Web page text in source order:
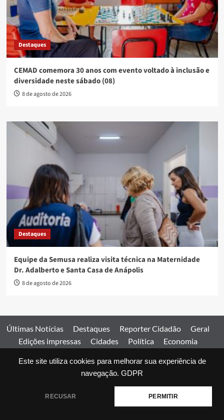
Este site utiliza cookies para melhorar sua experiência de
navegação. GDPR
RECUSAR PERMITIR
Destaques
CEMAD comemora 30 anos com evento voltado à inclusão e
diversidade neste sábado (08)
8 de agosto de 2026
Destaques
Equipe da Semusa realiza visita técnica na Maternidade
Dr. Adalberto e Santa Casa de Anápolis
8 de agosto de 2026
Últimas Notícias Destaques Reporter Cidadão
Geral
Edições impressas
Cidades Política
Economia
Comercial
Edições impressas Expediente Home
© 2026 Jornal Estado de Goiás. Todos os direitos reservados.
by AF themes.